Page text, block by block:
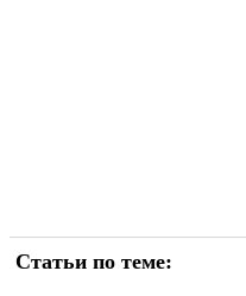
Статьи по теме: